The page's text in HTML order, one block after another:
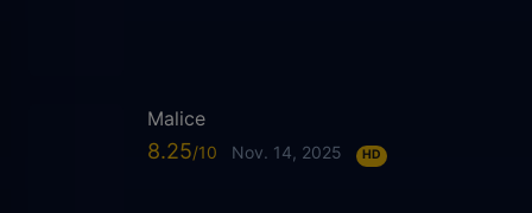
Malice
8.25 Nov. 14, 2025 HD